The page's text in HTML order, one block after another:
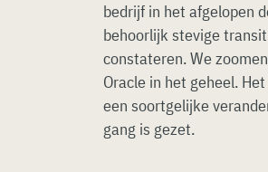
bedrijf in het afgelopen
behoorlijk stevige
constateren. We
Oracle in het geheel.
een soortgelijke
gang is gezet.